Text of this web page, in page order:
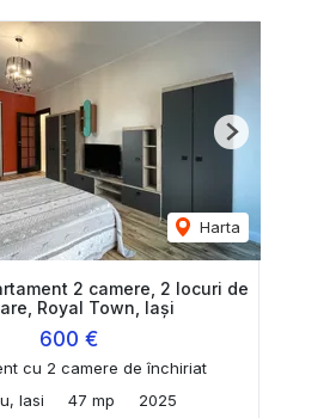
Harta
Next
2 camere, 2 locuri de
Royal Town, Iași
600 €
cu 2 camere de închiriat
Iasi
47 mp 2025